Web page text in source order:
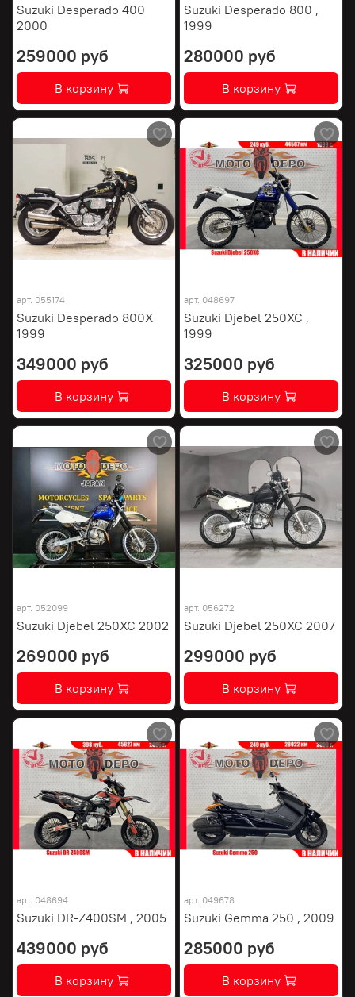
Suzuki Desperado 400
2000
259000 руб
В корзину
Suzuki Desperado 800 ,
1999
280000 руб
В корзину
арт. 055174
Suzuki Desperado 800X
1999
349000 руб
В корзину
арт. 048697
Suzuki Djebel 250XC ,
1999
325000 руб
В корзину
арт. 052099
Suzuki Djebel 250XC 2002
269000 руб
В корзину
арт. 056272
Suzuki Djebel 250XC 2007
299000 руб
В корзину
арт. 048694
Suzuki DR-Z400SM , 2005
439000 руб
В корзину
арт. 049678
Suzuki Gemma 250 , 2009
285000 руб
В корзину